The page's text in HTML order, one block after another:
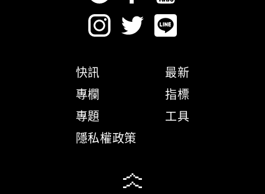
快訊
專欄
專題
隱私權政策
最新
指標
工具